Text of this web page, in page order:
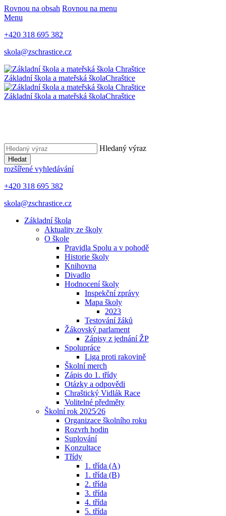
Rovnou na obsah Rovnou na menu
Menu
+420 318 695 382
skola@zschrastice.cz
Základní škola a mateřská školaChraštice
Základní škola a mateřská školaChraštice
Hledaný výraz
Hledat
rozšířené vyhledávání
+420 318 695 382
skola@zschrastice.cz
Základní škola
Aktuality ze školy
O škole
Pravidla Spolu a v pohodě
Historie školy
Knihovna
Divadlo
Hodnocení školy
Inspekční zprávy
Mapa školy
2023
Testování žáků
Žákovský parlament
Zápisy z jednání ŽP
Spolupráce
Liga proti rakovině
Školní merch
Zápis do 1. třídy
Otázky a odpovědi
Chraštický Vidlák Race
Volitelné předměty
Školní rok 2025⁄26
Organizace školního roku
Rozvrh hodin
Suplování
Konzultace
Třídy
1. třída (A)
1. třída (B)
2. třída
3. třída
4. třída
5. třída